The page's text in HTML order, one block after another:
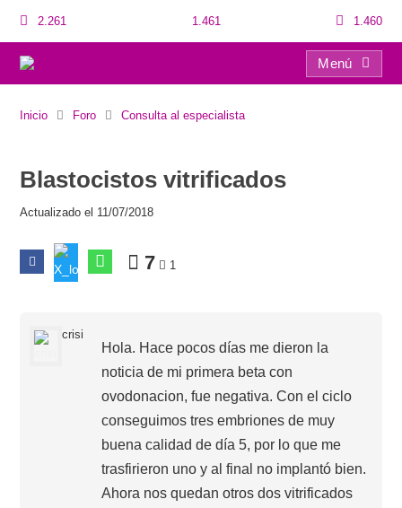
2.261 1.461 1.460
Menú
Inicio Foro Consulta al especialista
Blastocistos vitrificados
Actualizado el 11/07/2018
7 1
crisi
Hola. Hace pocos días me dieron la
noticia de mi primera beta con
ovodonacion, fue negativa. Con el ciclo
conseguimos tres embriones de muy
buena calidad de día 5, por lo que me
trasfirieron uno y al final no implantó bien.
Ahora nos quedan otros dos vitrificados